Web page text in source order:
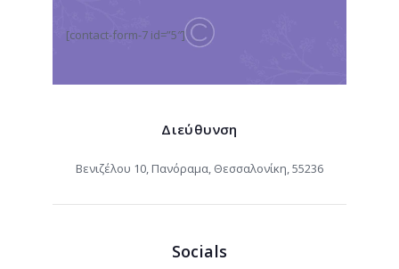
[contact-form-7 id=”5″]
Διεύθυνση
Βενιζέλου 10, Πανόραμα, Θεσσαλονίκη, 55236
Socials